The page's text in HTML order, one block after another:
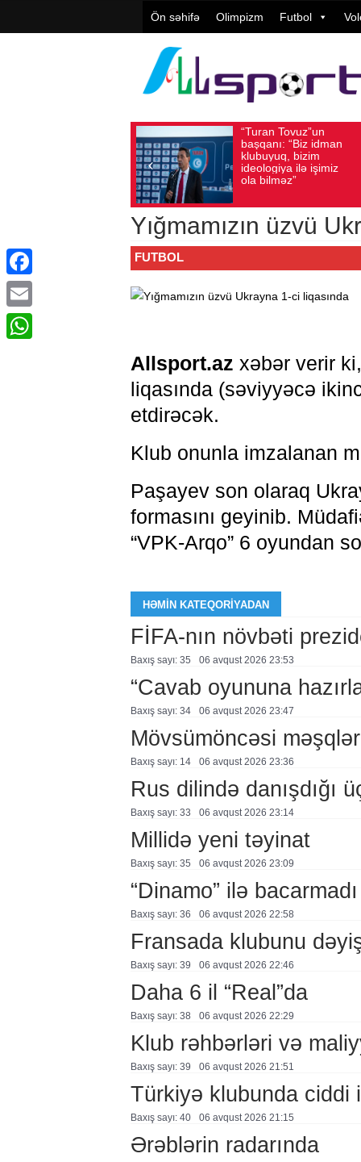
Ön səhifə Olimpizm Futbol
başqanı: “Biz idman
klubuyuq, bizim
ideologiya ilə işimiz
ola bilməz”
Avqust 05, 2026
Yığmamızın üzvü
FUTBOL
Allsport.az xəbər verir
liqasında (səviyyəcə
etdirəcək.
Klub onunla imzalanan
Paşayev son olaraq
formasını geyinib.
“VPK-Arqo” 6 oyundan
HƏMIN KATEQORIYADAN
FİFA-nın növbəti
Baxış sayı: 35 06 avqust 2026 23:53
“Cavab oyununa
Baxış sayı: 34 06 avqust 2026 23:47
Mövsümöncəsi
Baxış sayı: 14 06 avqust 2026 23:36
Rus dilində danışdığı
Baxış sayı: 33 06 avqust 2026 23:14
Millidə yeni təyinat
Baxış sayı: 35 06 avqust 2026 23:09
“Dinamo” ilə bacarmadı
Baxış sayı: 36 06 avqust 2026 22:58
Fransada klubunu
Baxış sayı: 39 06 avqust 2026 22:46
Daha 6 il “Real”da
Baxış sayı: 38 06 avqust 2026 22:29
Klub rəhbərləri və
Baxış sayı: 39 06 avqust 2026 21:51
Türkiyə klubunda ciddi
Baxış sayı: 40 06 avqust 2026 21:15
Ərəblərin radarında
Facebook
Email